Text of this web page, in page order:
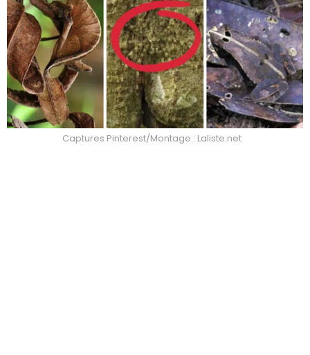
Captures Pinterest/Montage : Laliste.net